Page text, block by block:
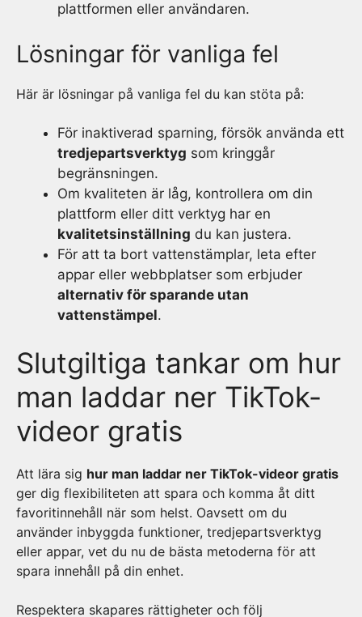
plattformen eller användaren.
Lösningar för vanliga fel
Här är lösningar på vanliga fel du kan stöta på:
För inaktiverad sparning, försök använda ett
tredjepartsverktyg som kringgår
begränsningen.
Om kvaliteten är låg, kontrollera om din
plattform eller ditt verktyg har en
kvalitetsinställning du kan justera.
För att ta bort vattenstämplar, leta efter
appar eller webbplatser som erbjuder
alternativ för sparande utan
vattenstämpel.
Slutgiltiga tankar om hur
man laddar ner TikTok-
videor gratis
Att lära sig hur man laddar ner TikTok-videor gratis
ger dig flexibiliteten att spara och komma åt ditt
favoritinnehåll när som helst. Oavsett om du
använder inbyggda funktioner, tredjepartsverktyg
eller appar, vet du nu de bästa metoderna för att
spara innehåll på din enhet.
Respektera skapares rättigheter och följ